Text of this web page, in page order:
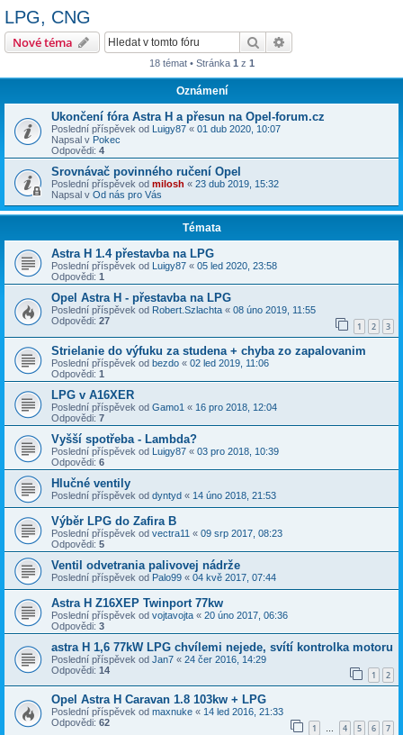
LPG, CNG
Nové téma Hledat
18 témat • Stránka 1 z 1
Oznámení
Ukončení fóra Astra H a přesun na Opel-forum.cz
Poslední příspěvek od Luigy87 « 01 dub 2020, 10:07
Napsal v Pokec
Odpovědi: 4
Srovnávač povinného ručení Opel
Poslední příspěvek od milosh « 23 dub 2019, 15:32
Napsal v Od nás pro Vás
Témata
Astra H 1.4 přestavba na LPG
Poslední příspěvek od Luigy87 « 05 led 2020, 23:58
Odpovědi: 1
Opel Astra H - přestavba na LPG
Poslední příspěvek od Robert.Szlachta « 08 úno 2019, 11:55
Odpovědi: 27 1 2 3
Strielanie do výfuku za studena + chyba zo zapalovanim
Poslední příspěvek od bezdo « 02 led 2019, 11:06
Odpovědi: 1
LPG v A16XER
Poslední příspěvek od Gamo1 « 16 pro 2018, 12:04
Odpovědi: 7
Vyšší spotřeba - Lambda?
Poslední příspěvek od Luigy87 « 03 pro 2018, 10:39
Odpovědi: 6
Hlučné ventily
Poslední příspěvek od dyntyd « 14 úno 2018, 21:53
Výběr LPG do Zafira B
Poslední příspěvek od vectra11 « 09 srp 2017, 08:23
Odpovědi: 5
Ventil odvetrania palivovej nádrže
Poslední příspěvek od Palo99 « 04 kvě 2017, 07:44
Astra H Z16XEP Twinport 77kw
Poslední příspěvek od vojtavojta « 20 úno 2017, 06:36
Odpovědi: 3
astra H 1,6 77kW LPG chvílemi nejede, svítí kontrolka motoru
Poslední příspěvek od Jan7 « 24 čer 2016, 14:29
Odpovědi: 14 1 2
Opel Astra H Caravan 1.8 103kw + LPG
Poslední příspěvek od maxnuke « 14 led 2016, 21:33
Odpovědi: 62 1 … 4 5 6 7